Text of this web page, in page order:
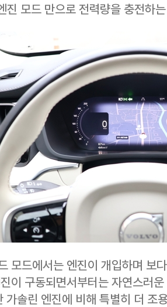
진 모드 만으로 전력량을 충전하
모드에서는 엔진이 개입하며 보
이 구동되면서부터는 자연스러
가솔린 엔진에 비해 특별히 더 조